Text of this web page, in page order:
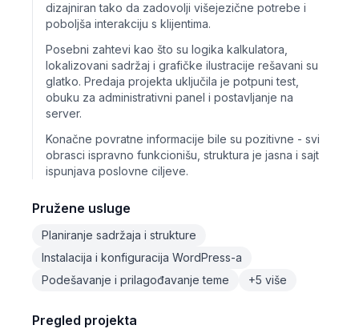
dizajniran tako da zadovolji višejezične potrebe i
poboljša interakciju s klijentima.
Posebni zahtevi kao što su logika kalkulatora,
lokalizovani sadržaj i grafičke ilustracije rešavani su
glatko. Predaja projekta uključila je potpuni test,
obuku za administrativni panel i postavljanje na
server.
Konačne povratne informacije bile su pozitivne - svi
obrasci ispravno funkcionišu, struktura je jasna i sajt
ispunjava poslovne ciljeve.
Pružene usluge
Planiranje sadržaja i strukture
Instalacija i konfiguracija WordPress-a
Podešavanje i prilagođavanje teme
+5 više
Pregled projekta